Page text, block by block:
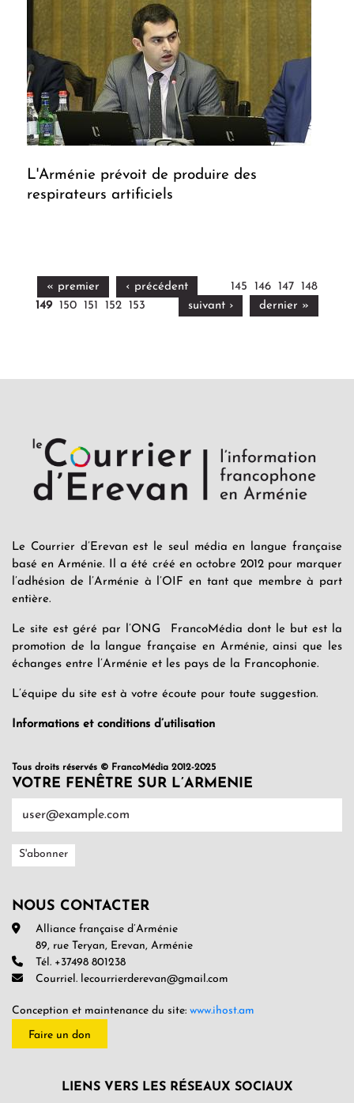
L'Arménie prévoit de produire des
respirateurs artificiels
« premier ‹ précédent 145 146 147
148
149
150 151 152 153 suivant › dernier »
Le Courrier d’Erevan est le seul média en langue française
basé en Arménie. Il a été créé en octobre 2012 pour marquer
l’adhésion de l’Arménie à l’OIF en tant que membre à part
entière.
Le site est géré par l’ONG FrancoMédia dont le but est la
promotion de la langue française en Arménie, ainsi que les
échanges entre l’Arménie et les pays de la Francophonie.
L’équipe du site est à votre écoute pour toute suggestion.
Informations et conditions d’utilisation
Tous droits réservés © FrancoMédia 2012-2025
VOTRE FENÊTRE SUR L’ARMENIE
NOUS CONTACTER
Alliance française d’Arménie
89, rue Teryan, Erevan, Arménie
Tél. +37498 801238
Courriel. lecourrierderevan@gmail.com
Conception et maintenance du site: www.ihost.am
Faire un don
LIENS VERS LES RÉSEAUX SOCIAUX